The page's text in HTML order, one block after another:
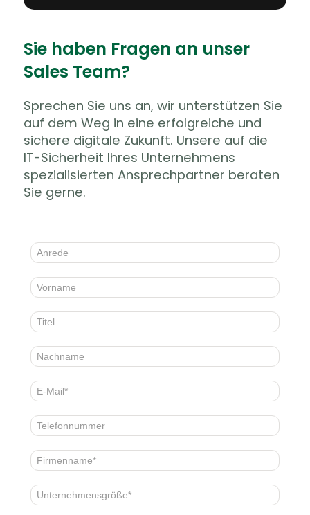
Sie haben Fragen an unser
Sales Team?
Sprechen Sie uns an, wir unterstützen Sie
auf dem Weg in eine erfolgreiche und
sichere digitale Zukunft. Unsere auf die
IT-Sicherheit Ihres Unternehmens
spezialisierten Ansprechpartner beraten
Sie gerne.